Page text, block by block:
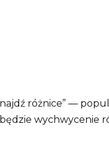
różnice” —
wychwycenie